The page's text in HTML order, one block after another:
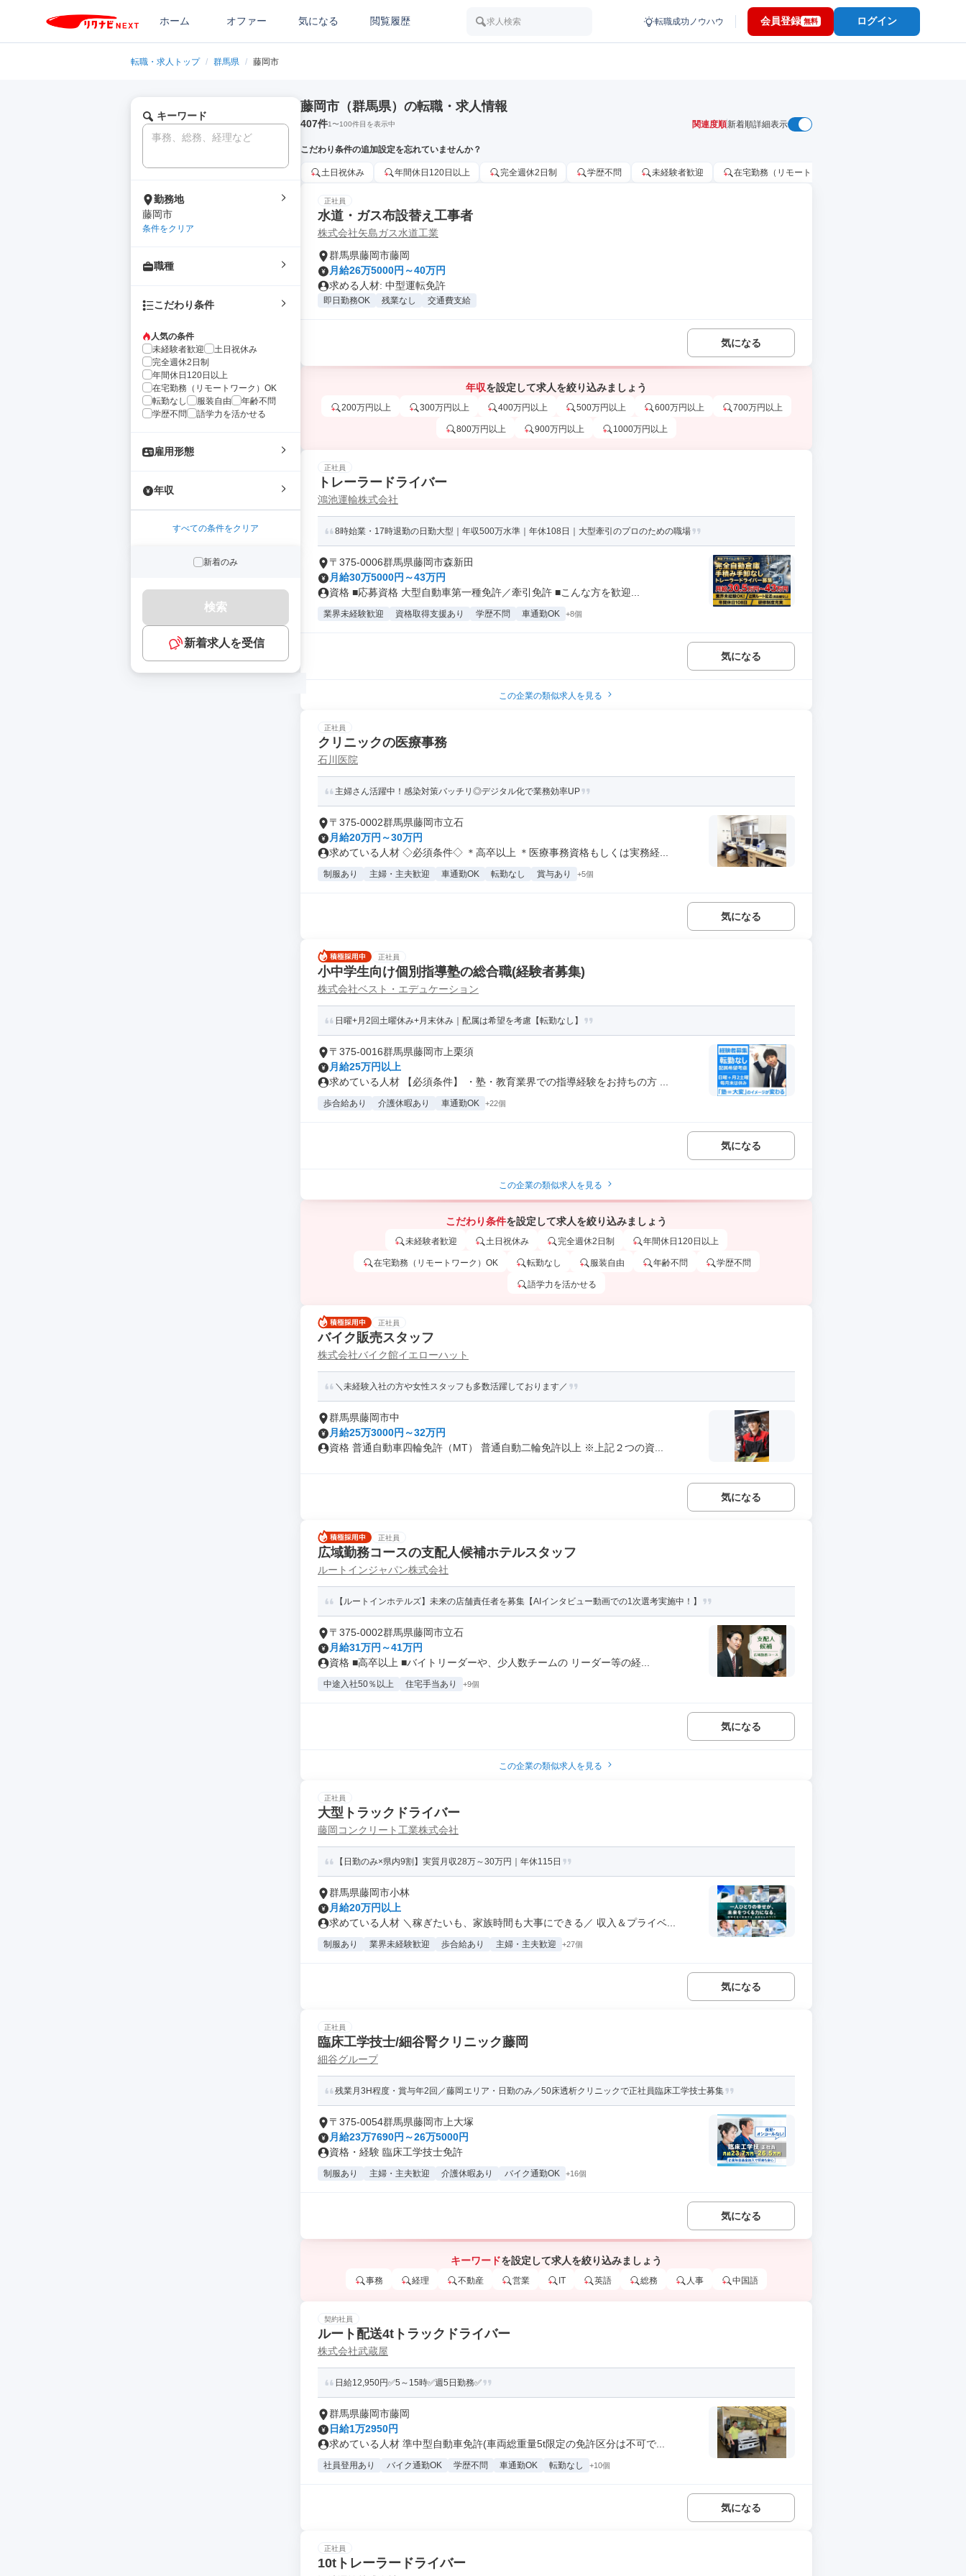
ホーム オファー 気になる 閲覧履歴 求人検索 転職成功ノウハウ 会員登録 無料 ログイン
転職・求人トップ / 群馬県 / 藤岡市
キーワード
勤務地
藤岡市
条件をクリア
職種
こだわり条件
人気の条件
未経験者歓迎
土日祝休み
完全週休2日制
年間休日120日以上
在宅勤務（リモートワーク）OK
転勤なし
服装自由
年齢不問
学歴不問
語学力を活かせる
雇用形態
年収
すべての条件をクリア
新着のみ
検索
新着求人を受信
藤岡市（群馬県）の転職・求人情報
407件1〜100件目を表示中 関連度順新着順詳細表示
こだわり条件の追加設定を忘れていませんか？
土日祝休み 年間休日120日以上 完全週休2日制 学歴不問 未経験者歓迎 在宅勤務（リモートワーク）OK
正社員
水道・ガス布設替え工事者
株式会社矢島ガス水道工業
群馬県藤岡市藤岡
月給26万5000円～40万円
求める人材: 中型運転免許
即日勤務OK 残業なし 交通費支給
気になる
年収を設定して求人を絞り込みましょう
200万円以上 300万円以上 400万円以上 500万円以上 600万円以上 700万円以上
800万円以上 900万円以上 1000万円以上
正社員
トレーラードライバー
鴻池運輸株式会社
8時始業・17時退勤の日勤大型｜年収500万水準｜年休108日｜大型牽引のプロのための職場
〒375-0006群馬県藤岡市森新田
月給30万5000円～43万円
資格 ■応募資格 大型自動車第一種免許／牽引免許 ■こんな方を歓迎...
業界未経験歓迎 資格取得支援あり 学歴不問 車通勤OK +8個
気になる
この企業の類似求人を見る
正社員
クリニックの医療事務
石川医院
主婦さん活躍中！感染対策バッチリ◎デジタル化で業務効率UP
〒375-0002群馬県藤岡市立石
月給20万円～30万円
求めている人材 ◇必須条件◇ ＊高卒以上 ＊医療事務資格もしくは実務経...
制服あり 主婦・主夫歓迎 車通勤OK 転勤なし 賞与あり +5個
気になる
正社員
小中学生向け個別指導塾の総合職(経験者募集)
株式会社ベスト・エデュケーション
日曜+月2回土曜休み+月末休み｜配属は希望を考慮【転勤なし】
〒375-0016群馬県藤岡市上栗須
月給25万円以上
求めている人材 【必須条件】 ・塾・教育業界での指導経験をお持ちの方 ...
歩合給あり 介護休暇あり 車通勤OK +22個
気になる
この企業の類似求人を見る
こだわり条件を設定して求人を絞り込みましょう
未経験者歓迎 土日祝休み 完全週休2日制 年間休日120日以上
在宅勤務（リモートワーク）OK 転勤なし 服装自由 年齢不問 学歴不問
語学力を活かせる
正社員
バイク販売スタッフ
株式会社バイク館イエローハット
＼未経験入社の方や女性スタッフも多数活躍しております／
群馬県藤岡市中
月給25万3000円～32万円
資格 普通自動車四輪免許（MT） 普通自動二輪免許以上 ※上記２つの資...
気になる
正社員
広域勤務コースの支配人候補ホテルスタッフ
ルートインジャパン株式会社
【ルートインホテルズ】未来の店舗責任者を募集【AIインタビュー動画での1次選考実施中！】
〒375-0002群馬県藤岡市立石
月給31万円～41万円
資格 ■高卒以上 ■バイトリーダーや、少人数チームの リーダー等の経...
中途入社50％以上 住宅手当あり +9個
気になる
この企業の類似求人を見る
正社員
大型トラックドライバー
藤岡コンクリート工業株式会社
【日勤のみ×県内9割】実質月収28万～30万円｜年休115日
群馬県藤岡市小林
月給20万円以上
求めている人材 ＼稼ぎたいも、家族時間も大事にできる／ 収入＆プライベ...
制服あり 業界未経験歓迎 歩合給あり 主婦・主夫歓迎 +27個
気になる
正社員
臨床工学技士/細谷腎クリニック藤岡
細谷グループ
残業月3H程度・賞与年2回／藤岡エリア・日勤のみ／50床透析クリニックで正社員臨床工学技士募集
〒375-0054群馬県藤岡市上大塚
月給23万7690円～26万5000円
資格・経験 臨床工学技士免許
制服あり 主婦・主夫歓迎 介護休暇あり バイク通勤OK +16個
気になる
キーワードを設定して求人を絞り込みましょう
事務 経理 不動産 営業 IT 英語 総務 人事 中国語
契約社員
ルート配送4tトラックドライバー
株式会社武蔵屋
日給12,950円✅5～15時✅週5日勤務✅
群馬県藤岡市藤岡
日給1万2950円
求めている人材 準中型自動車免許(車両総重量5t限定の免許区分は不可で...
社員登用あり バイク通勤OK 学歴不問 車通勤OK 転勤なし +10個
気になる
正社員
10tトレーラードライバー